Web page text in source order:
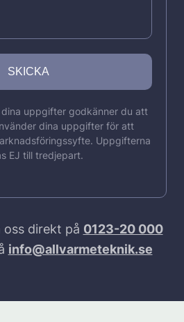
uppgifter godkänner du att
dina uppgifter för att
Uppgifterna
EJ till tredjepart.
oss direkt på 0123-20 000
info@allvarmeteknik.se